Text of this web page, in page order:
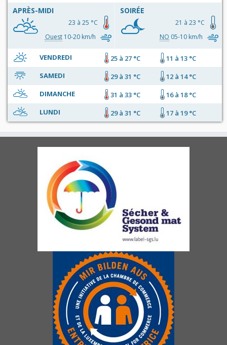
APRÈS-MIDI
23 à 25 °C
Ouest10-20 km/h
SOIRÉE
21 à 23 °C
NO 05-10 km/h
VENDREDI 25 à 27 °C
11 à 13 °C
SAMEDI
29 à 31 °C
12 à 14 °C
DIMANCHE
31 à 33 °C
16 à 18 °C
LUNDI
29 à 31 °C 17 à 19 °C